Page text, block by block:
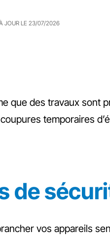
JOUR LE 23/07/2026
que des travaux sont
temporaires
de
vos appareils